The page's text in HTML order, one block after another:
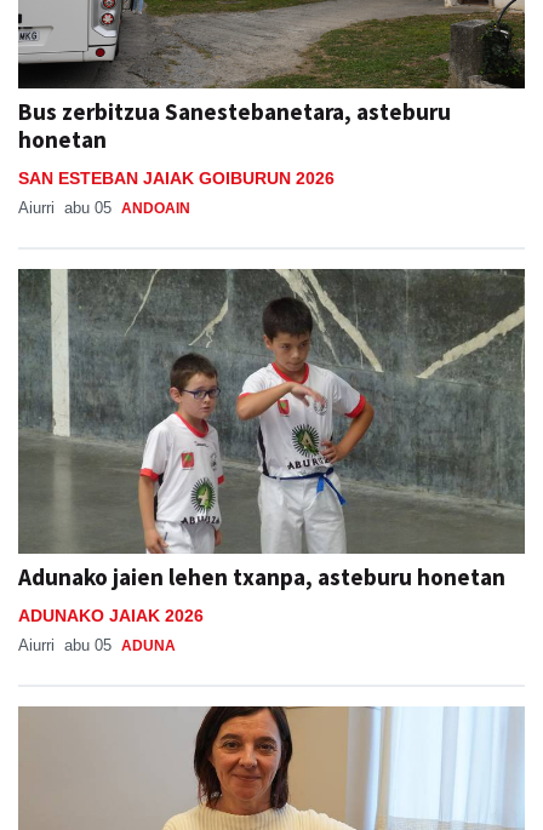
Bus zerbitzua Sanestebanetara, asteburu
honetan
SAN ESTEBAN JAIAK GOIBURUN 2026
Aiurri abu 05 ANDOAIN
Adunako jaien lehen txanpa, asteburu honetan
ADUNAKO JAIAK 2026
Aiurri abu 05 ADUNA